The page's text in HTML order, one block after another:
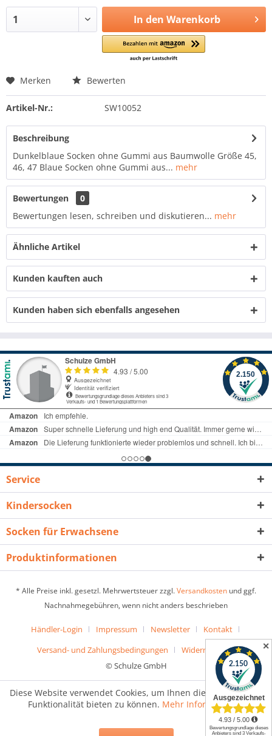
In den Warenkorb
Merken Bewerten
Artikel-Nr.: SW10052
Beschreibung
Dunkelblaue Socken ohne Gummi aus Baumwolle Größe 45,
46, 47 Blaue Socken ohne Gummi aus... mehr
Bewertungen
0
Bewertungen lesen, schreiben und diskutieren... mehr
Ähnliche Artikel
Kunden kauften auch
Kunden haben sich ebenfalls angesehen
✕
Service
Kindersocken
Socken für Erwachsene
Produktinformationen
* Alle Preise inkl. gesetzl. Mehrwertsteuer zzgl.Versandkosten und ggf.
Nachnahmegebühren, wenn nicht anders beschrieben
Händler-Login Impressum Newsletter
Kontakt
Versand- und Zahlungsbedingungen
Widerrufsrecht
© Schulze GmbH
Diese Website verwendet Cookies, um Ihnen die bestmögliche
Funktionalität bieten zu können. Mehr Informationen